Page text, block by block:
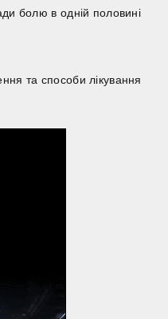
болю в одній половині
та способи лікування